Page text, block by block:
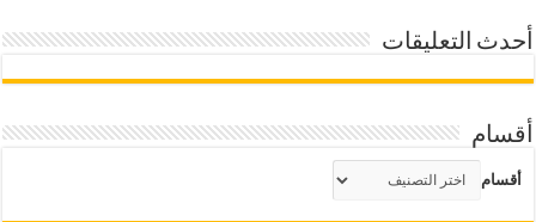
أحدث التعليقات
أقسام
أقسام